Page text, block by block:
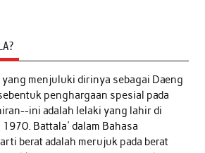
yang menjuluki dirinya sebagai Daeng
penghargaan spesial pada
ini adalah lelaki yang lahir di
Battala' dalam Bahasa
berat adalah merujuk pada berat